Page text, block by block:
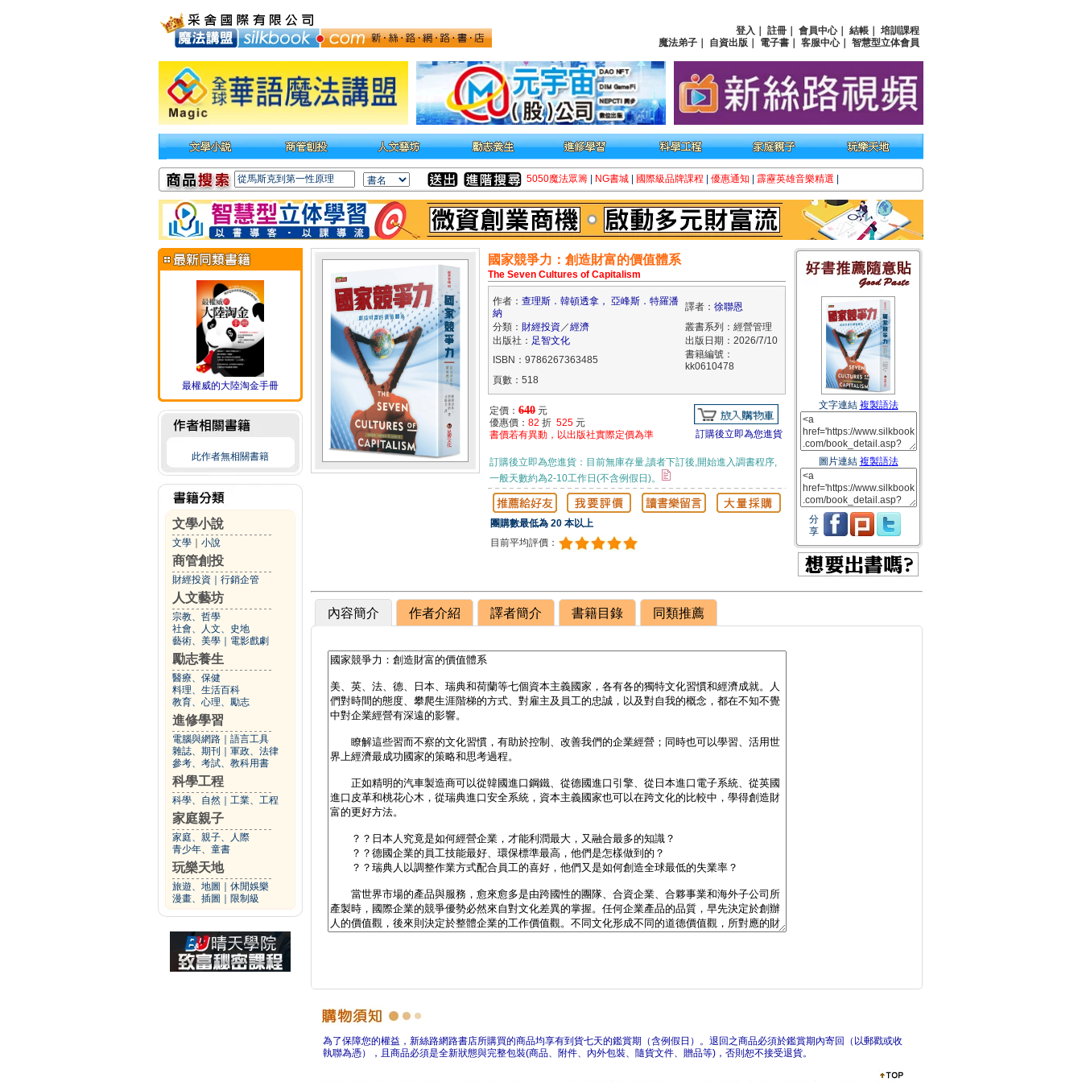
登入 註冊 會員中心｜ 結帳
培訓課程
魔法弟子
自資出版 電子書 客服中心｜ 智慧型立体會員
5050魔法眾籌 NG書城 國際級品牌課程 優惠通知 霹靂英雄音樂精選
最權威的大陸淘金手冊
此作者無相關書籍
文學小說
文學 小說
商管創投
財經投資 行銷企管
人文藝坊
宗教、哲學
社會、人文、史地
藝術、美學
電影戲劇
勵志養生
醫療、保健
料理、生活百科
教育、心理、勵志
進修學習
電腦與網路
語言工具
雜誌、期刊
軍政、法律
參考、考試、教科用書
科學工程
科學、自然 工業、工程
家庭親子
家庭、親子、人際
青少年、童書
玩樂天地
旅遊、地圖
休閒娛樂
漫畫、插圖
限制級
國家競爭力：創造財富的價值體系
The Seven Cultures of Capitalism
作者： 查理斯．韓頓透拿， 亞峰斯．特羅潘
納
譯者： 徐聯恩
分類： 財經投資／經濟
叢書系列：經營管理
出版社： 足智文化
出版日期：2026/7/10
ISBN：9786267363485
書籍編號：
kk0610478
頁數：518
定價： 640 元
優惠價： 82 折 525 元
書價若有異動，以出版社實際定價為準
訂購後立即為您進貨
訂購後立即為您進貨：目前無庫存量,讀者下訂後,開始進入調書程序,
一般天數約為2-10工作日(不含例假日)。
團購數最低為 20 本以上
目前平均評價：
文字連結 複製語法
圖片連結 複製語法
分
享
內容簡介 作者介紹 譯者簡介 書籍目錄 同類推薦
為了保障您的權益，新絲路網路書店所購買的商品均享有到貨七天的鑑賞期（含例假日）。退回之商品必須於鑑賞期內寄回（以郵戳或收
執聯為憑），且商品必須是全新狀態與完整包裝(商品、附件、內外包裝、隨貨文件、贈品等)，否則恕不接受退貨。